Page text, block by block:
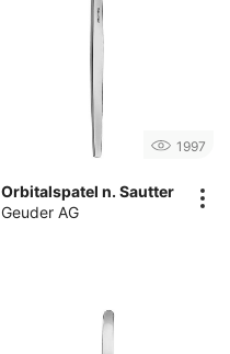
1997
Orbitalspatel n. Sautter
Geuder AG